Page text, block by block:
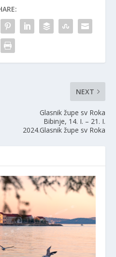
NEXT
Glasnik župe sv Roka
Bibinje, 14. I. – 21. I.
2024.Glasnik župe sv Roka